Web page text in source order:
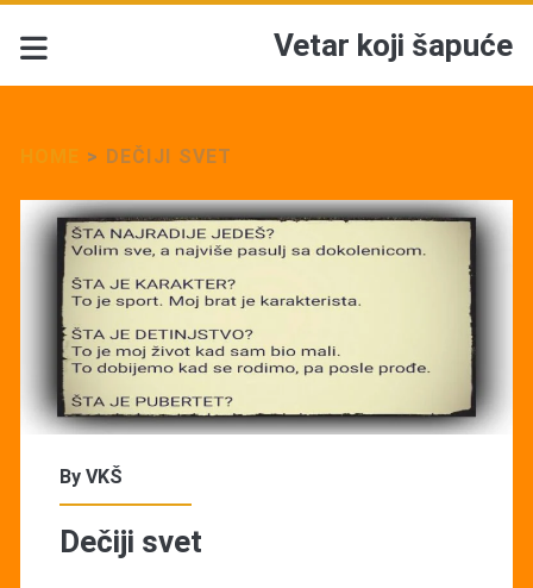
Vetar koji šapuće
> DEČIJI SVET
Tag:
<span>Dečiji
svet</span>
By VKŠ
Dečiji svet